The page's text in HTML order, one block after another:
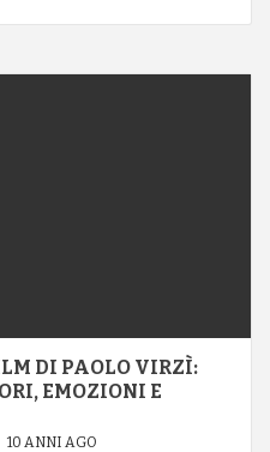
DI PAOLO VIRZÌ:
EMOZIONI E
10 ANNI AGO